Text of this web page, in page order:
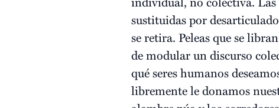
sustituidas por
se retira. Peleas que se
de modular un discurso
qué seres humanos
libremente le donamos